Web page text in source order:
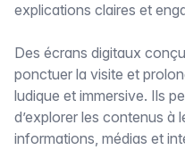
explications claires et
Des écrans digitaux
ponctuer la visite et
ludique et immersive. Ils
d’explorer les contenus à
informations, médias et